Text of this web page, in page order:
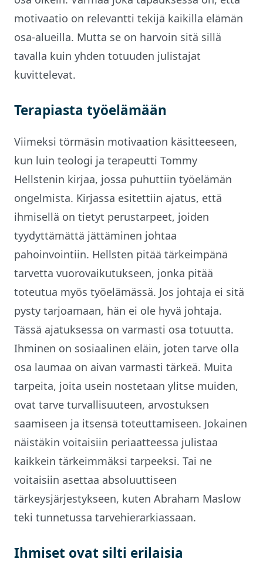
motivaatio on relevantti tekijä kaikilla elämän
osa-alueilla. Mutta se on harvoin sitä sillä
tavalla kuin yhden totuuden julistajat
kuvittelevat.
Terapiasta työelämään
Viimeksi törmäsin motivaation käsitteeseen,
kun luin teologi ja terapeutti Tommy
Hellstenin kirjaa, jossa puhuttiin työelämän
ongelmista. Kirjassa esitettiin ajatus, että
ihmisellä on tietyt perustarpeet, joiden
tyydyttämättä jättäminen johtaa
pahoinvointiin. Hellsten pitää tärkeimpänä
tarvetta vuorovaikutukseen, jonka pitää
toteutua myös työelämässä. Jos johtaja ei sitä
pysty tarjoamaan, hän ei ole hyvä johtaja.
Tässä ajatuksessa on varmasti osa totuutta.
Ihminen on sosiaalinen eläin, joten tarve olla
osa laumaa on aivan varmasti tärkeä. Muita
tarpeita, joita usein nostetaan ylitse muiden,
ovat tarve turvallisuuteen, arvostuksen
saamiseen ja itsensä toteuttamiseen. Jokainen
näistäkin voitaisiin periaatteessa julistaa
kaikkein tärkeimmäksi tarpeeksi. Tai ne
voitaisiin asettaa absoluuttiseen
tärkeysjärjestykseen, kuten Abraham Maslow
teki tunnetussa tarvehierarkiassaan.
Ihmiset ovat silti erilaisia